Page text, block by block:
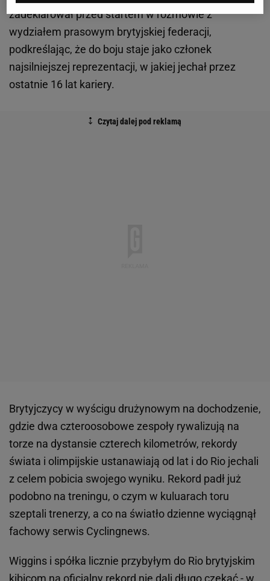
zadeklarował przed startem w rozmowie z
wydziałem prasowym brytyjskiej federacji,
podkreślając, że do boju staje jako członek
najsilniejszej reprezentacji, w jakiej jechał przez
ostatnie 16 lat kariery.
Brytyjczycy w wyścigu drużynowym na dochodzenie,
gdzie dwa czteroosobowe zespoły rywalizują na
torze na dystansie czterech kilometrów, rekordy
świata i olimpijskie ustanawiają od lat i do Rio jechali
z celem pobicia swojego wyniku. Rekord padł już
podobno na treningu, o czym w kuluarach toru
szeptali trenerzy, a co na światło dzienne wyciągnął
fachowy serwis Cyclingnews.
Wiggins i spółka licznie przybyłym do Rio brytyjskim
kibicom na oficjalny rekord nie dali długo czekać - w